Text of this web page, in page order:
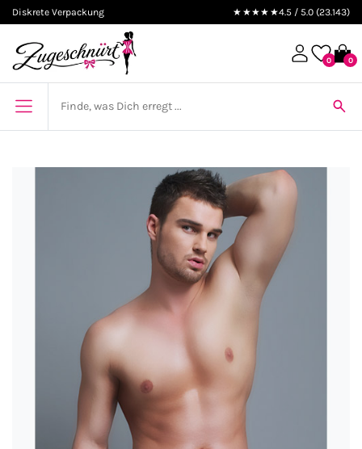
Diskrete Verpackung ★★★★★4.5 / 5.0 (23.143)
0 0